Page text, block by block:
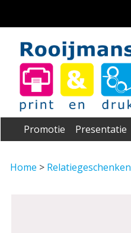
Promotie Presentatie
Home > Relatiegeschenken